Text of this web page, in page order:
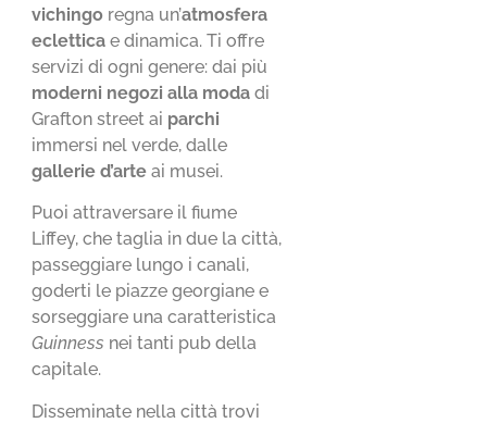
vichingo regna un’atmosfera
ecletticae dinamica. Ti offre
servizi di ogni genere: dai più
moderni negozi alla moda di
Grafton street ai parchi
immersi nel verde, dalle
gallerie d’arte ai musei.
Puoi attraversare il fiume
Liffey, che taglia in due la città,
passeggiare lungo i canali,
goderti le piazze georgiane e
sorseggiare una caratteristica
Guinness nei tanti pub della
capitale.
Disseminate nella città trovi